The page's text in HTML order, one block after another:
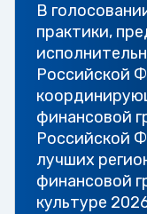
В
практики,
Российской
финансовой
Российской
лучших
финансовой
культуре